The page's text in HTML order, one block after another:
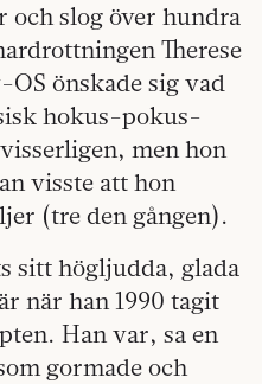
och slog över hundra
Therese
önskade sig vad
hokus-pokus-
men hon
visste att hon
(tre den gången).
sitt högljudda, glada
när han 1990 tagit
Han var, sa en
gormade och